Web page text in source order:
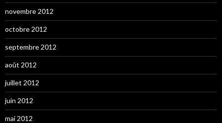
novembre 2012
octobre 2012
septembre 2012
août 2012
juillet 2012
juin 2012
mai 2012